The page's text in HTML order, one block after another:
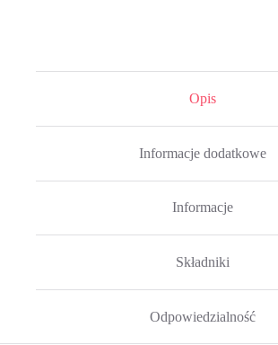
Opis
Informacje dodatkowe
Informacje
Składniki
Odpowiedzialność